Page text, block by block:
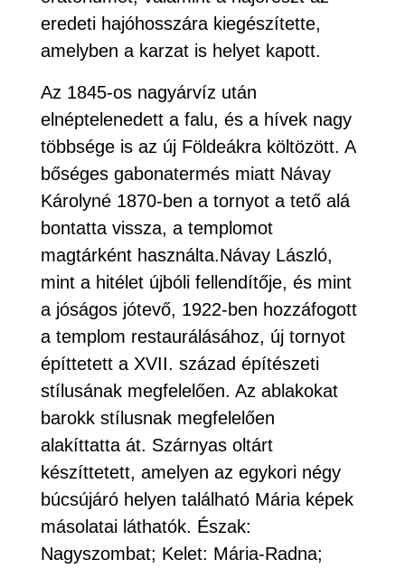
eredeti hajóhosszára kiegészítette,
amelyben a karzat is helyet kapott.
Az 1845-os nagyárvíz után
elnéptelenedett a falu, és a hívek nagy
többsége is az új Földeákra költözött. A
bőséges gabonatermés miatt Návay
Károlyné 1870-ben a tornyot a tető alá
bontatta vissza, a templomot
magtárként használta.Návay László,
mint a hitélet újbóli fellendítője, és mint
a jóságos jótevő, 1922-ben hozzáfogott
a templom restaurálásához, új tornyot
építtetett a XVII. század építészeti
stílusának megfelelően. Az ablakokat
barokk stílusnak megfelelően
alakíttatta át. Szárnyas oltárt
készíttetett, amelyen az egykori négy
búcsújáró helyen található Mária képek
másolatai láthatók. Észak:
Nagyszombat; Kelet: Mária-Radna;